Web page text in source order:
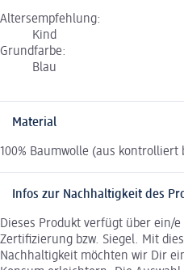
Altersempfehlung:
Kind
Grundfarbe:
Blau
Material
100% Baumwolle (aus kontrolliert
Infos zur Nachhaltigkeit des
Dieses Produkt verfügt über ein/
Zertifizierung bzw. Siegel. Mit
Nachhaltigkeit möchten wir Dir